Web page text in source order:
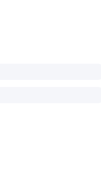
更换
失大——一套千元级的黄油
，优秀的润滑作业从不只
配合。